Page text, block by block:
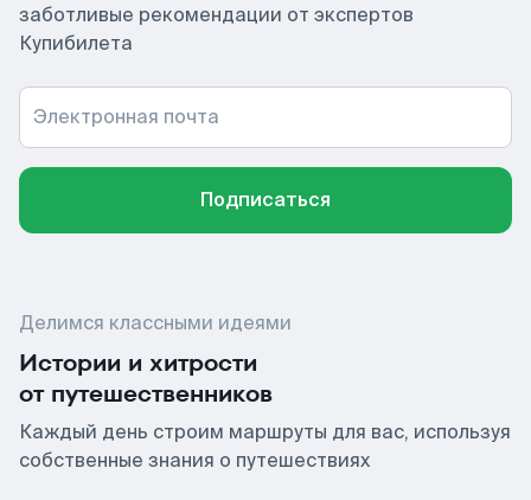
заботливые рекомендации от экспертов
Купибилета
Электронная почта
Подписаться
Делимся классными идеями
Истории и хитрости
от путешественников
Каждый день строим маршруты для вас, используя
собственные знания о путешествиях